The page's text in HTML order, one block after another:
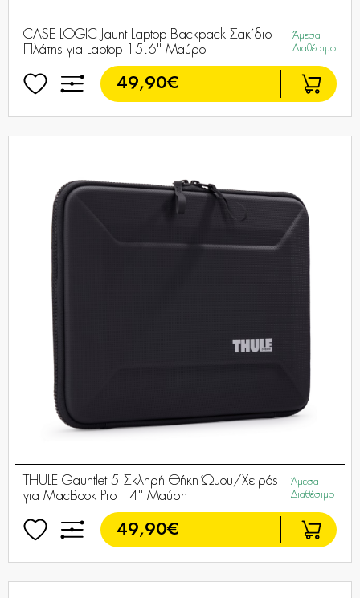
CASE LOGIC Jaunt Laptop Backpack Σακίδιο
Πλάτης για Laptop 15.6'' Μαύρο
Άμεσα
Διαθέσιμο
49,90€
THULE Gauntlet 5 Σκληρή Θήκη Ώμου/Χειρός
για MacBook Pro 14'' Μαύρη
Άμεσα
Διαθέσιμο
49,90€